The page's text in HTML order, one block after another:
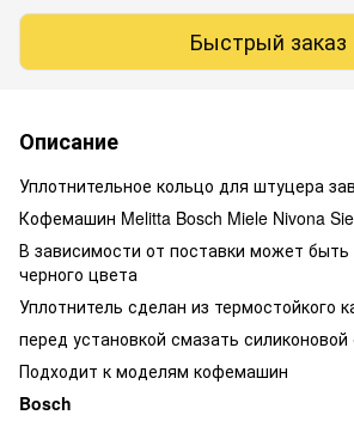
Быстрый заказ
Описание
Уплотнительное кольцо для штуцера
Кофемашин Melitta Bosch Miele Nivona
В зависимости от поставки может быть
черного цвета
Уплотнитель сделан из термостойкого
перед установкой смазать силиконовой
Подходит к моделям кофемашин
Bosch